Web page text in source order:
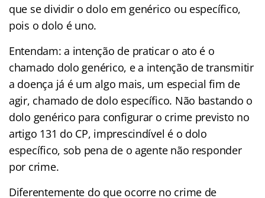
que se dividir o dolo em genérico ou específico,
pois o dolo é uno.
Entendam: a intenção de praticar o ato é o
chamado dolo genérico, e a intenção de transmitir
a doença já é um algo mais, um especial fim de
agir, chamado de dolo específico. Não bastando o
dolo genérico para configurar o crime previsto no
artigo 131 do CP, imprescindível é o dolo
específico, sob pena de o agente não responder
por crime.
Diferentemente do que ocorre no crime de